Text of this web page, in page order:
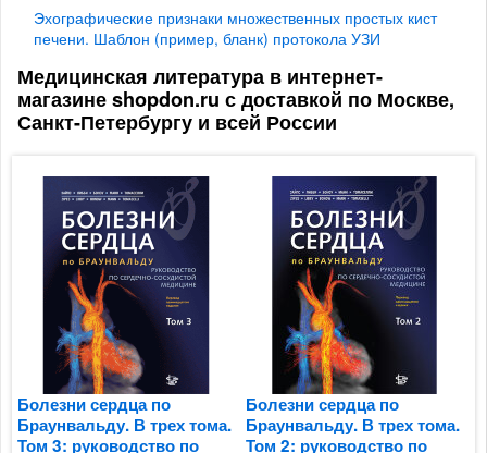
Эхографические признаки множественных простых кист
печени. Шаблон (пример, бланк) протокола УЗИ
Медицинская литература в интернет-
магазине shopdon.ru с доставкой по Москве,
Санкт-Петербургу и всей России
Болезни сердца по
Браунвальду. В трех тома.
Том 3: руководство по
Болезни сердца по
Браунвальду. В трех тома.
Том 2: руководство по